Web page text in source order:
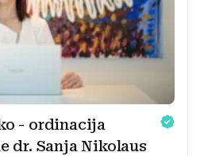
- ordinacija
dr. Sanja Nikolaus